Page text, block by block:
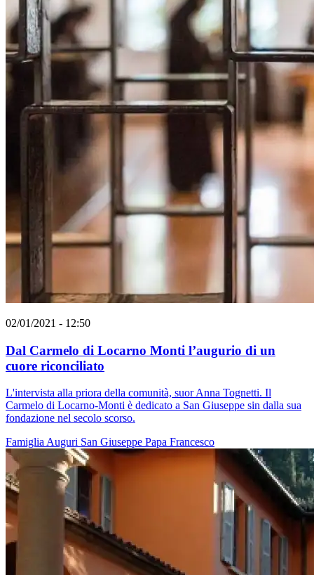
02/01/2021 - 12:50
Dal Carmelo di Locarno Monti l’augurio di un
cuore riconciliato
L'intervista alla priora della comunità, suor Anna Tognetti. Il
Carmelo di Locarno-Monti è dedicato a San Giuseppe sin dalla sua
fondazione nel secolo scorso.
Famiglia Auguri San Giuseppe Papa Francesco